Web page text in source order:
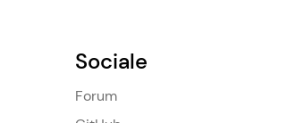
Sociale
Forum